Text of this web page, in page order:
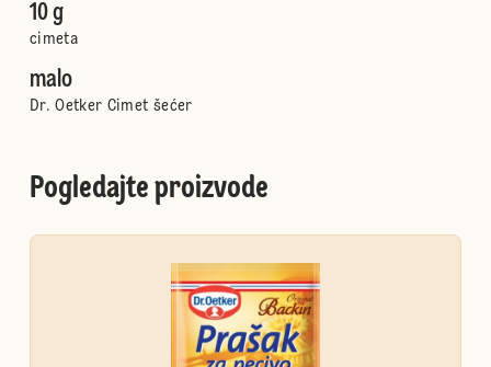
10 g
cimeta
malo
Dr. Oetker Cimet šećer
Pogledajte proizvode